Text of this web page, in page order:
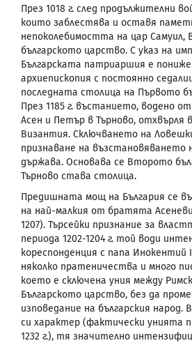
През 1018 г. след продължителни
които заблестява и оставя
непоколебимостта на цар Самуил,
българското царство. С указ на
Българската патриаршия е
архиепископия с постоянно
последната столица на Първото
През 1185 г. въстанието, водено
Асен и Петър в Търново, отхвърля
Византия. Сключването на
признаване на възстановяването
държава. Основава се Второто
Търново става столица.
Предишната мощ на България се
на най-малкия от братята
1207). Търсейки признание за
периода 1202-1204 г. той води
кореспонденция с папа Инокентий
няколко пратеничества и много
което е сключена уния между
Българското царство, без да
изповедание на българския народ.
си характер (фактически унията
1232 г.), тя значително